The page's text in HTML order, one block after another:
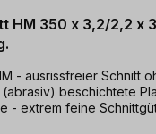
HM 350 x 3,2/2,2 x
- ausrissfreier Schnitt
beschichtete
- extrem feine